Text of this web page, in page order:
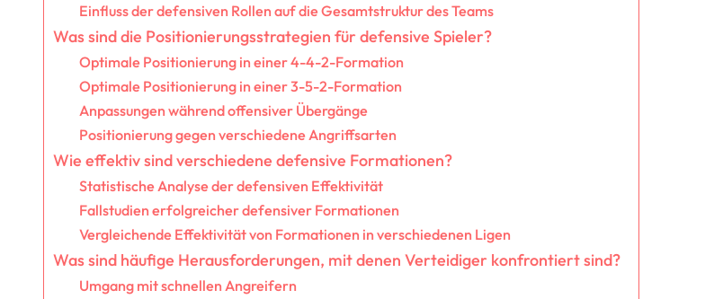
Einfluss der defensiven Rollen auf die Gesamtstruktur des Teams
Was sind die Positionierungsstrategien für defensive Spieler?
Optimale Positionierung in einer 4-4-2-Formation
Optimale Positionierung in einer 3-5-2-Formation
Anpassungen während offensiver Übergänge
Positionierung gegen verschiedene Angriffsarten
Wie effektiv sind verschiedene defensive Formationen?
Statistische Analyse der defensiven Effektivität
Fallstudien erfolgreicher defensiver Formationen
Vergleichende Effektivität von Formationen in verschiedenen Ligen
Was sind häufige Herausforderungen, mit denen Verteidiger konfrontiert sind?
Umgang mit schnellen Angreifern